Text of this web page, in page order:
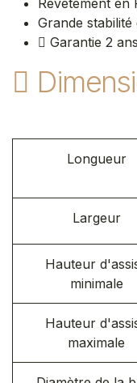
Grande stabilité
Garantie 2 ans
Longueur
Largeur
Hauteur
minimale
Hauteur
maximale